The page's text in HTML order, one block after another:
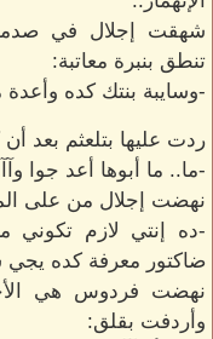
شهقت إجلال في
تنطق بنبرة معاتبة:
-وسايبة بنتك كده وأعدة
ردت عليها بتلعثم بعد
-ما.. ما أبوها أعد جوا
نهضت إجلال من على
-ده إنتي لازم تكوني
ضاكتور معرفة كده يجي
نهضت فردوس هي
وأردفت بقلق: